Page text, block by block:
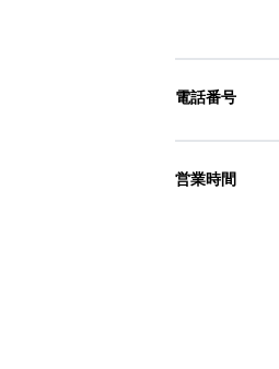
電話番号
営業時間